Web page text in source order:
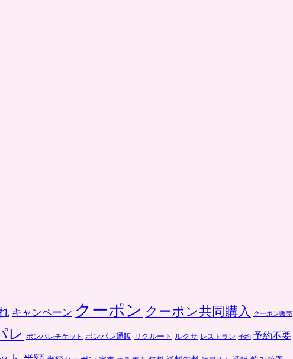
キャンペーン クーポン クーポン共同購入 クーポン販売
レ ポンパレチケット ポンパレ通販 リクルート ルクサ レストラン 予約 予約不要